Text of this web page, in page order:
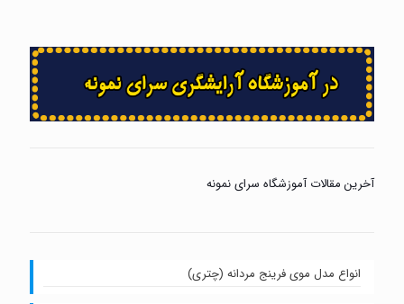
آخرین مقالات آموزشگاه سرای نمونه
انواع مدل موی فرینج مردانه (چتری)